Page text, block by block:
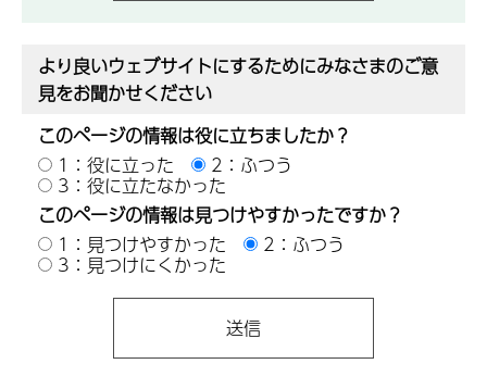
より良いウェブサイトにするためにみなさまのご意
見をお聞かせください
このページの情報は役に立ちましたか？
1：役に立った
2：ふつう
3：役に立たなかった
このページの情報は見つけやすかったですか？
1：見つけやすかった
2：ふつう
3：見つけにくかった